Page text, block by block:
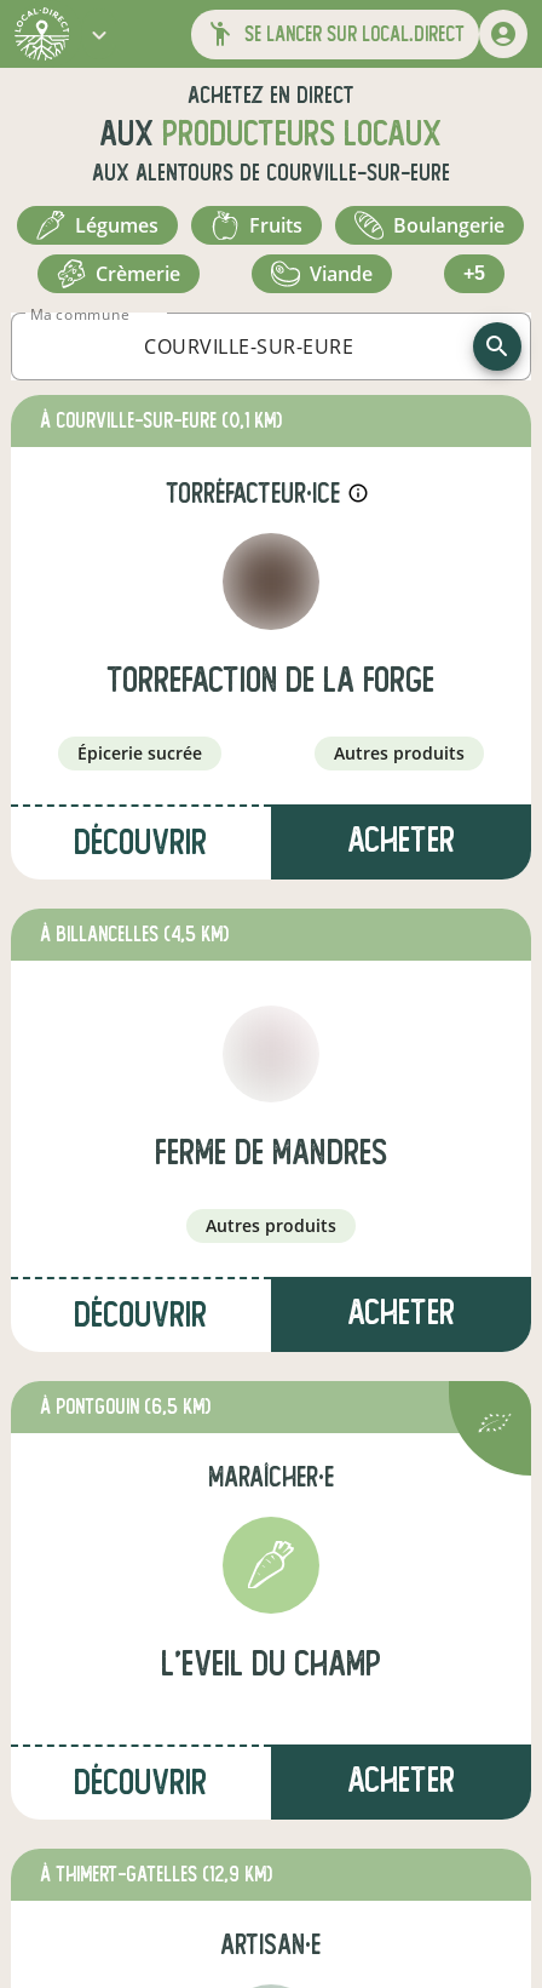
se lancer sur local.direct
Achetez en direct
aux producteurs locaux
aux alentours de COURVILLE-SUR-EURE
légumes fruits
boulangerie
crèmerie
viande +5
Ma commune
à COURVILLE-SUR-EURE (0,1 km)
torréfacteur·ice info_outline
torrefaction de la forge
épicerie sucrée autres produits
Découvrir Acheter
à BILLANCELLES (4,5 km)
ferme de mandres
autres produits
Découvrir Acheter
à Pontgouin (6,5 km)
maraîcher·e
l'Eveil du champ
Découvrir Acheter
à THIMERT-GATELLES (12,9 km)
artisan·e